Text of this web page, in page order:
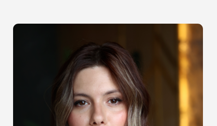
Главная
Для жилых комплексов
Пользовательское соглашение